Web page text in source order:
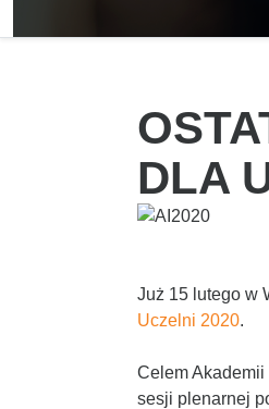
DLA
Już 15 lutego w
Uczelni 2020.
Celem
sesji plenarnej